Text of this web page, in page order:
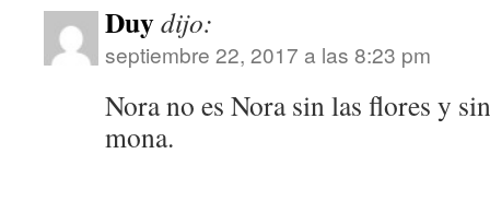
Duydijo:
septiembre 22, 2017 a las 8:23 pm
Nora no es Nora sin las flores y
mona.